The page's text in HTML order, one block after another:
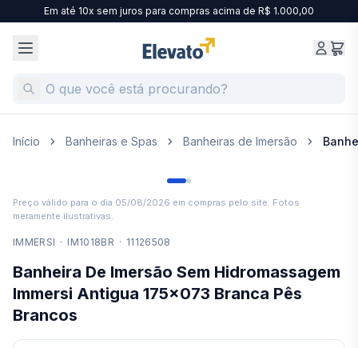
Em até 10x sem juros para compras acima de R$ 1.000,00
Início Banheiras e Spas Banheiras de Imersão
Preço válido para o dia 05/08/2026 em compras pelo site. Fotos
meramente ilustrativas.
IMMERSI · IM1018BR · 11126508
Banheira De Imersão Sem Hidromassagem
Immersi Antigua 175x073 Branca Pês
Brancos